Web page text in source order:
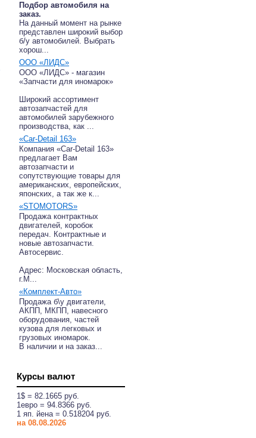
Подбор автомобиля на
заказ.
На данный момент на рынке
представлен широкий выбор
б/у автомобилей. Выбрать
хорош...
ООО «ЛИДС»
ООО «ЛИДС» - магазин
«Запчасти для иномарок»
Широкий ассортимент
автозапчастей для
автомобилей зарубежного
производства, как ...
«Car-Detail 163»
Компания «Car-Detail 163»
предлагает Вам
автозапчасти и
сопутствующие товары для
американских, европейских,
японских, а так же к...
«STOMOTORS»
Продажа контрактных
двигателей, коробок
передач. Контрактные и
новые автозапчасти.
Автосервис.
Адрес: Московская область,
г.М...
«Комплект-Авто»
Продажа б\у двигатели,
АКПП, МКПП, навесного
оборудования, частей
кузова для легковых и
грузовых иномарок.
В наличии и на заказ...
Курсы валют
1$ = 82.1665 руб.
1eвро = 94.8366 руб.
1 яп. йена = 0.518204 руб.
на 08.08.2026